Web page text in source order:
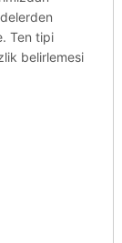
Ten tipi
belirlemesi